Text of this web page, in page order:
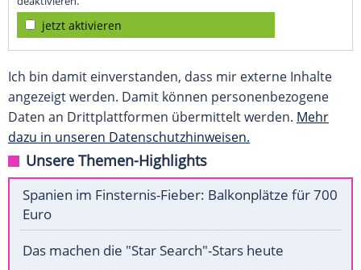
jetzt aktivieren
Ich bin damit einverstanden, dass mir externe Inhalte
angezeigt werden. Damit können personenbezogene
Daten an Drittplattformen übermittelt werden. Mehr
dazu in unseren Datenschutzhinweisen.
Unsere Themen-Highlights
Spanien im Finsternis-Fieber: Balkonplätze für 700
Euro
Das machen die "Star Search"-Stars heute